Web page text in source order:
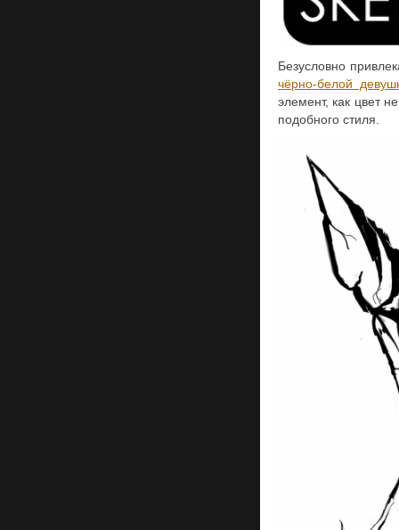
Безусловно
чёрно-белой
элемент, как цвет
подобного стиля.